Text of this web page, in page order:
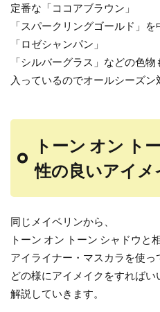
定番な「ココアブラウン」
「スパークリングゴールド」を
「ロゼシャンパン」
「シルバーグラス」などの色物
入っているのでオールシーズン
トーン オン ト
性の良いアイメ
同じメイベリンから、
トーン オン トーン シャドウと
アイライナー・マスカラを使っ
どの様にアイメイクをすればい
解説していきます。